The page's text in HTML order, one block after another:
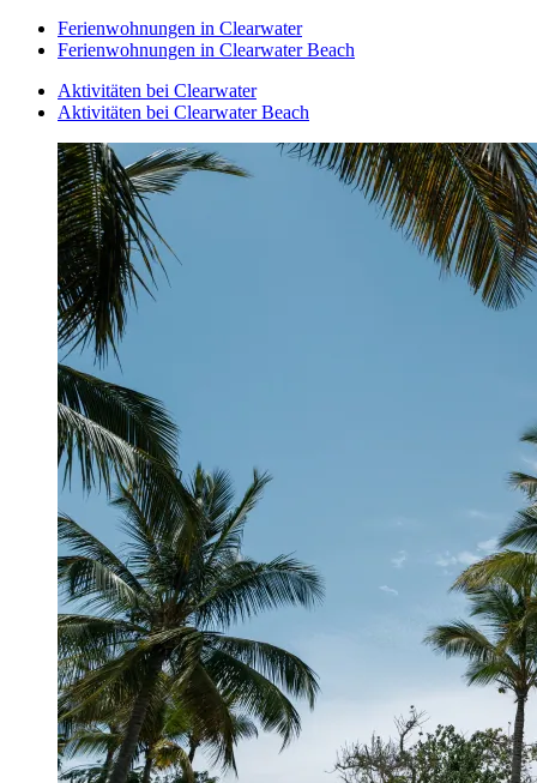
Ferienwohnungen in Clearwater
Ferienwohnungen in Clearwater Beach
Aktivitäten bei Clearwater
Aktivitäten bei Clearwater Beach